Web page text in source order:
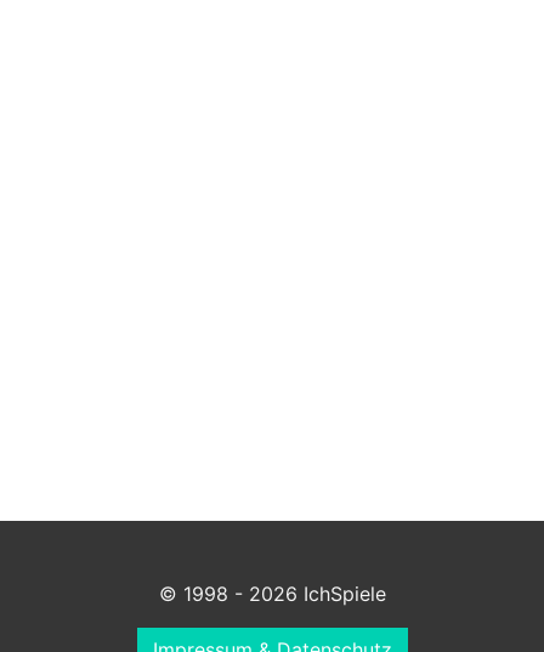
© 1998 - 2026 IchSpiele